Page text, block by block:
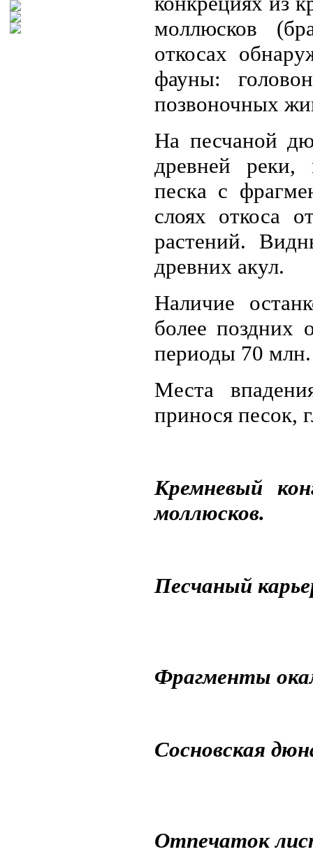
моллюсков
откосах
фауны:
позвоночных
На песчаной
древней реки,
песка с
слоях откоса
растений.
древних акул.
Наличие
более поздних
периоды 70 млн.
Места
принося песок,
Кремневый
моллюсков.
Песчаный
Фрагменты
Сосновская
Отпечаток